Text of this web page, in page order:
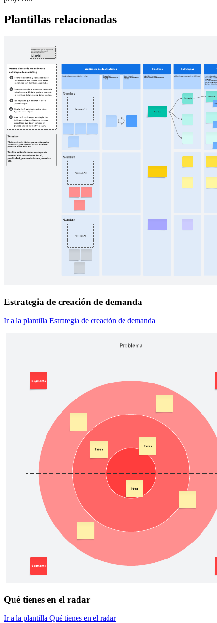
Plantillas relacionadas
Estrategia de creación de demanda
Ir a la plantilla Estrategia de creación de demanda
Qué tienes en el radar
Ir a la plantilla Qué tienes en el radar